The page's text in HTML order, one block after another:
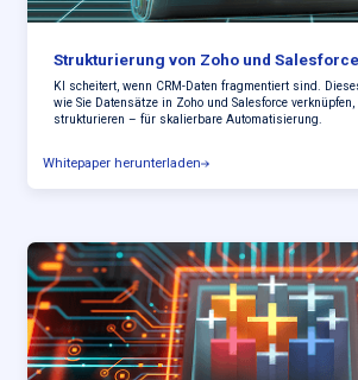
Strukturierung von Zoho und
KI scheitert, wenn CRM-Daten fragmentiert sind.
wie Sie Datensätze in Zoho und Salesforce
strukturieren – für skalierbare Automatisierung.
Whitepaper herunterladen